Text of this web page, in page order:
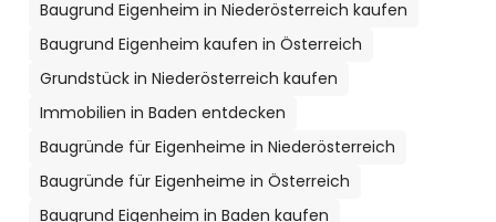
Baugrund Eigenheim in Niederösterreich kaufen
Baugrund Eigenheim kaufen in Österreich
Grundstück in Niederösterreich kaufen
Immobilien in Baden entdecken
Baugründe für Eigenheime in Niederösterreich
Baugründe für Eigenheime in Österreich
Baugrund Eigenheim in Baden kaufen